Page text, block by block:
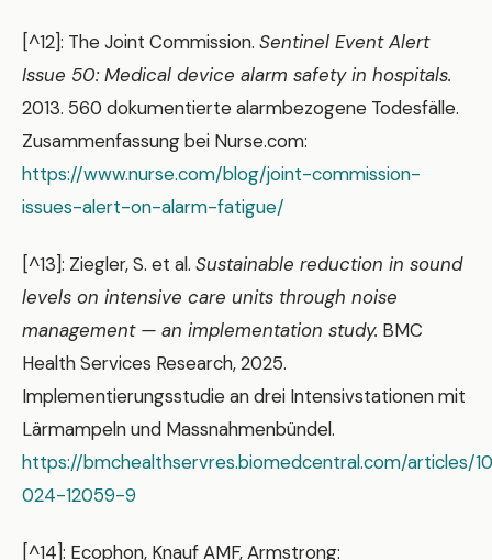
[^12]: The Joint Commission. Sentinel Event Alert
Issue 50: Medical device alarm safety in hospitals.
2013. 560 dokumentierte alarmbezogene Todesfälle.
Zusammenfassung bei Nurse.com:
https://www.nurse.com/blog/joint-commission-
issues-alert-on-alarm-fatigue/
[^13]: Ziegler, S. et al. Sustainable reduction in sound
levels on intensive care units through noise
management — an implementation study. BMC
Health Services Research, 2025.
Implementierungsstudie an drei Intensivstationen mit
Lärmampeln und Massnahmenbündel.
https://bmchealthservres.biomedcentral.com/articles/
024-12059-9
[^14]: Ecophon, Knauf AMF, Armstrong: